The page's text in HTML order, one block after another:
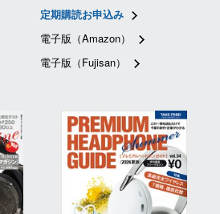
定期購読お申込み
電子版（Amazon）
電子版（Fujisan）